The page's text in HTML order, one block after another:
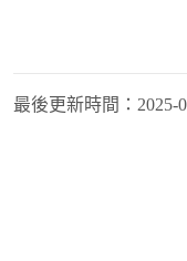
最後更新時間： 2025-